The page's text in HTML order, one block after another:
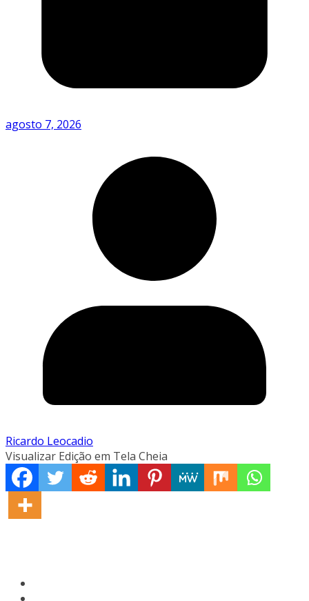
agosto 7, 2026
Ricardo Leocadio
Visualizar Edição em Tela Cheia